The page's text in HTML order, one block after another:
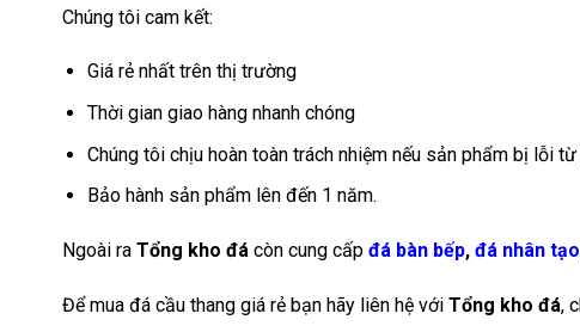
Chúng tôi cam kết:
Giá rẻ nhất trên thị trường
Thời gian giao hàng nhanh chóng
Chúng tôi chịu hoàn toàn trách nhiệm nếu sản phẩm bị lỗi
Bảo hành sản phẩm lên đến 1 năm.
Ngoài ra Tổng kho đá còn cung cấp đá bàn bếp, đá nhân tạo
Để mua đá cầu thang giá rẻ bạn hãy liên hệ với Tổng kho đá,